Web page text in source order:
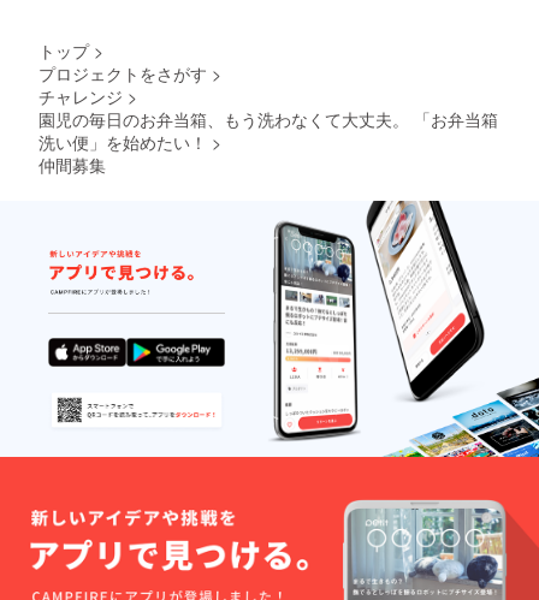
トップ >
プロジェクトをさがす >
チャレンジ >
園児の毎日のお弁当箱、もう洗わなくて大丈夫。 「お弁当箱
洗い便」を始めたい！ >
仲間募集